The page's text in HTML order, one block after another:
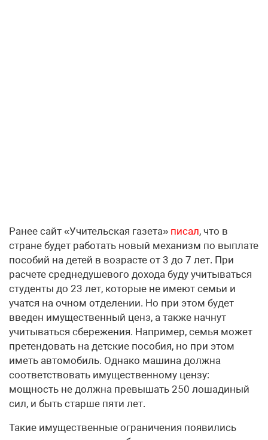
Ранее сайт «Учительская газета» писал, что в
стране будет работать новый механизм по выплате
пособий на детей в возрасте от 3 до 7 лет. При
расчете среднедушевого дохода буду учитываться
студенты до 23 лет, которые не имеют семьи и
учатся на очном отделении. Но при этом будет
введен имущественный ценз, а также начнут
учитываться сбережения. Например, семья может
претендовать на детские пособия, но при этом
иметь автомобиль. Однако машина должна
соответствовать имущественному цензу:
мощность не должна превышать 250 лошадиный
сил, и быть старше пяти лет.
Такие имущественные ограничения появились